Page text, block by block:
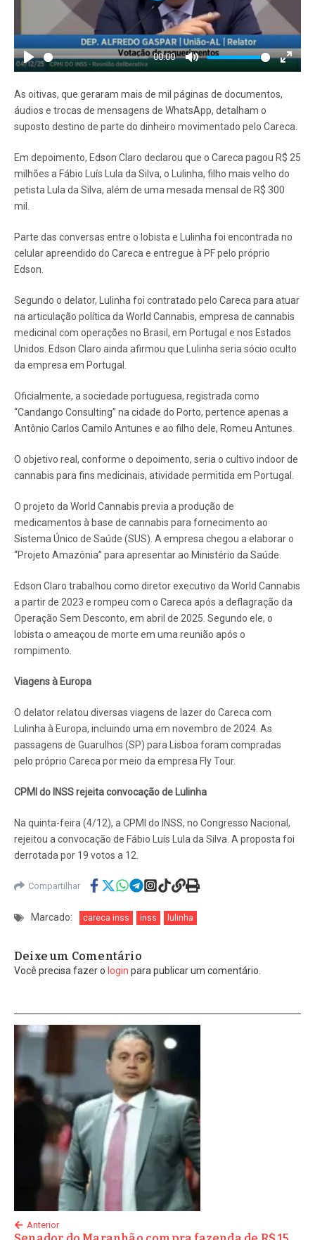
Play
00:00
Mute
Enter
As oitivas, que geraram mais de mil páginas de documentos,
áudios e trocas de mensagens de WhatsApp, detalham o
suposto destino de parte do dinheiro movimentado pelo Careca.
Em depoimento, Edson Claro declarou que o Careca pagou R$ 25
milhões a Fábio Luís Lula da Silva, o Lulinha, filho mais velho do
petista Lula da Silva, além de uma mesada mensal de R$ 300
mil.
Parte das conversas entre o lobista e Lulinha foi encontrada no
celular apreendido do Careca e entregue à PF pelo próprio
Edson.
Segundo o delator, Lulinha foi contratado pelo Careca para atuar
na articulação política da World Cannabis, empresa de cannabis
medicinal com operações no Brasil, em Portugal e nos Estados
Unidos. Edson Claro ainda afirmou que Lulinha seria sócio oculto
da empresa em Portugal.
Oficialmente, a sociedade portuguesa, registrada como
“Candango Consulting” na cidade do Porto, pertence apenas a
Antônio Carlos Camilo Antunes e ao filho dele, Romeu Antunes.
O objetivo real, conforme o depoimento, seria o cultivo indoor de
cannabis para fins medicinais, atividade permitida em Portugal.
O projeto da World Cannabis previa a produção de
medicamentos à base de cannabis para fornecimento ao
Sistema Único de Saúde (SUS). A empresa chegou a elaborar o
“Projeto Amazônia” para apresentar ao Ministério da Saúde.
Edson Claro trabalhou como diretor executivo da World Cannabis
a partir de 2023 e rompeu com o Careca após a deflagração da
Operação Sem Desconto, em abril de 2025. Segundo ele, o
lobista o ameaçou de morte em uma reunião após o
rompimento.
Viagens à Europa
O delator relatou diversas viagens de lazer do Careca com
Lulinha à Europa, incluindo uma em novembro de 2024. As
passagens de Guarulhos (SP) para Lisboa foram compradas
pelo próprio Careca por meio da empresa Fly Tour.
CPMI do INSS rejeita convocação de Lulinha
Na quinta-feira (4/12), a CPMI do INSS, no Congresso Nacional,
rejeitou a convocação de Fábio Luís Lula da Silva. A proposta foi
derrotada por 19 votos a 12.
Compartilhar
Marcado: careca inss inss lulinha
Deixe um Comentário
Você precisa fazer o login para publicar um comentário.
Anterior